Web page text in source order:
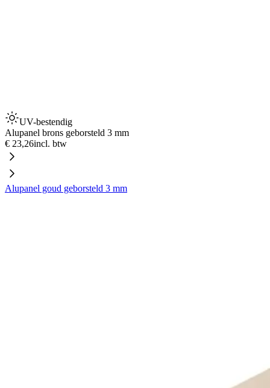
UV-bestendig
Alupanel brons geborsteld 3 mm
€ 23,26incl. btw
Alupanel goud geborsteld 3 mm